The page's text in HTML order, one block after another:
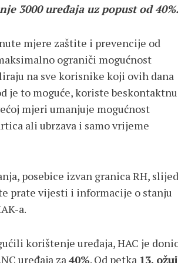
3000 uređaja uz popust od 40%.
mjere zaštite i prevencije od
ograniči mogućnost
na sve korisnike koji ovih dana
je to moguće, koriste beskontaktnu
mjeri umanjuje mogućnost
ali ubrzava i samo vrijeme
posebice izvan granica RH,
prate vijesti i informacije o stanju
a.
korištenje uređaja, HAC je
uređaja za40%. Od petka 13.